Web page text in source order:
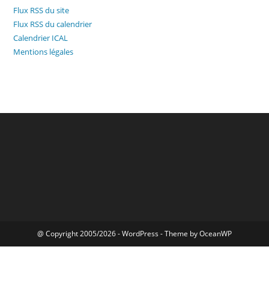
Flux RSS du site
Flux RSS du calendrier
Calendrier ICAL
Mentions légales
@ Copyright 2005/2026 - WordPress - Theme by OceanWP